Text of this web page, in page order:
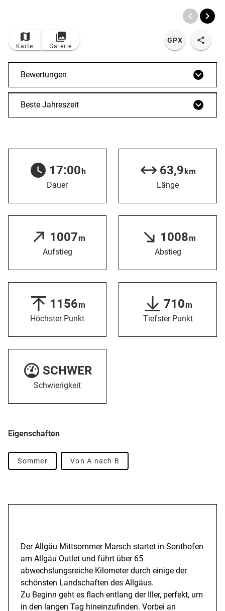
Karte Galerie
GPX
Bewertungen
Beste Jahreszeit
17:00h
Dauer
63,9km
Länge
1007m
Aufstieg
1008m
Abstieg
1156m
Höchster Punkt
710m
Tiefster Punkt
SCHWER
Schwierigkeit
Eigenschaften
Sommer Von A nach B
Der Allgäu Mittsommer Marsch startet in Sonthofen
am Allgäu Outlet und führt über 65
abwechslungsreiche Kilometer durch einige der
schönsten Landschaften des Allgäus.
Zu Beginn geht es flach entlang der Iller, perfekt, um
in den langen Tag hineinzufinden. Vorbei an